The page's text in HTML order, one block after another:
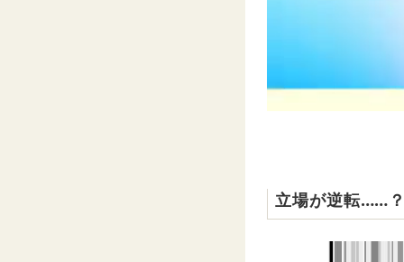
立場が逆転……